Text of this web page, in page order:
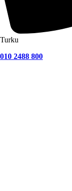
Turku
010 2488 800